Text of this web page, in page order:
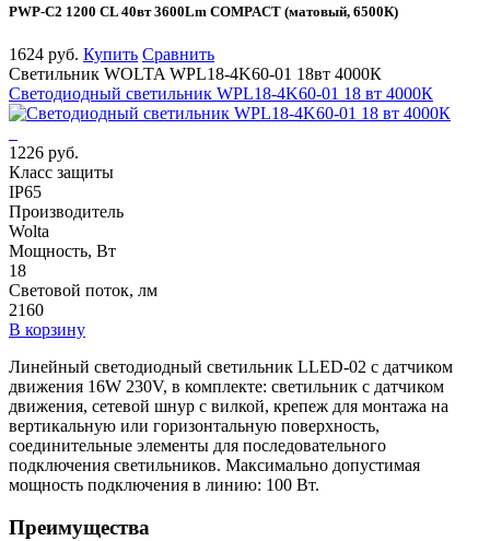
PWP-С2 1200 CL 40вт 3600Lm COMPACT (матовый, 6500К)
1624 руб. Купить Сравнить
Светильник WOLTA WPL18-4K60-01 18вт 4000К
Светодиодный светильник WPL18-4K60-01 18 вт 4000К
1226 руб.
Класс защиты
IP65
Производитель
Wolta
Мощность, Вт
18
Световой поток, лм
2160
В корзину
Линейный светодиодный светильник LLED-02 с датчиком
движения 16W 230V, в комплекте: светильник с датчиком
движения, сетевой шнур с вилкой, крепеж для монтажа на
вертикальную или горизонтальную поверхность,
соединительные элементы для последовательного
подключения светильников. Максимально допустимая
мощность подключения в линию: 100 Вт.
Преимущества